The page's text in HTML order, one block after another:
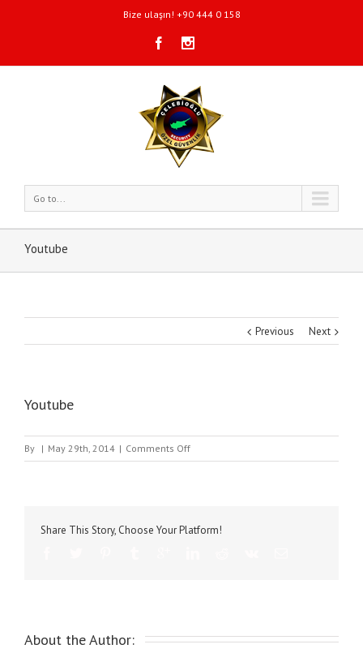
Bize ulaşın! +90 444 0 158
Go to...
Youtube
Previous Next
Youtube
By | May 29th, 2014 | Comments Offon
Youtube
Share This Story, Choose Your Platform!
About the Author: